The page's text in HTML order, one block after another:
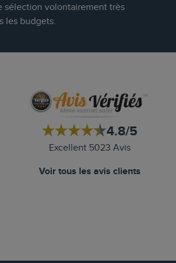
sélection volontairement très
les budgets.
4.8/5
Excellent 5023 Avis
Voir tous les avis clients